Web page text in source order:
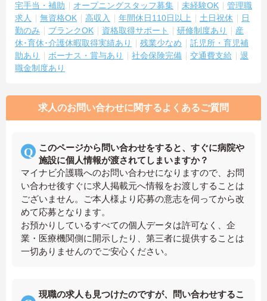
宅手当・補助
オープニングスタッフ募集 未経験OK
管理職
求人
無資格OK 高収入 年間休日110日以上 土日祝休
日
勤のみ
ブランクOK 資格取得サポート 研修制度あり
産
休･育休･介護休暇取得実績あり
残業少なめ
託児所・育児補
助あり
ボーナス・賞与あり 社会保険完備 交通費支給
退
職金制度あり
求人のお問い合わせに関するよくあるご質問
このページから問い合わせをすると、すぐに病院や
施設に個人情報が渡されてしまいますか？
マイナビ介護職へのお問い合わせになりますので、お問
い合わせ後すぐに求人掲載元へ情報をお渡しすることは
ございません。ご本人様より応募の意志を伺ってから改
めて応募となります。
お預かりしているすべての個人データは許可なく、企
業・医療機関側に開示したり、第三者に提供することは
一切ありませんのでご安心ください。
現職の求人も見つけたのですが、問い合わせするこ